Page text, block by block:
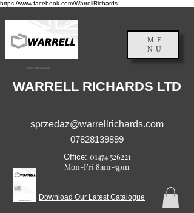
https://www.facebook.com/WarrellRichards
Anglia, Wielka Brytania
ME
NU
WARRELL RICHARDS LTD
sprzedaz@warrellrichards.com
07828139899
Office: 01474 526221
Mon-Fri 8am-5pm
Download Our Latest Catalogue